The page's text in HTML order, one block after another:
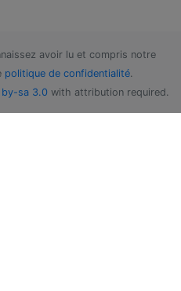
avoir lu et compris notre
politique de confidentialité.
sa 3.0 with attribution required.